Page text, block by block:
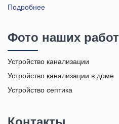
Подробнее
Фото наших работ
Устройство канализации
Устройство канализации в доме
Устройство септика